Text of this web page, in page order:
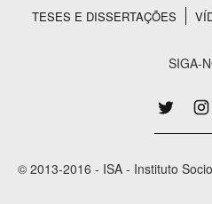
TESES E DISSERTAÇÕES
SIGA-
© 2013-2016 - ISA - Instituto